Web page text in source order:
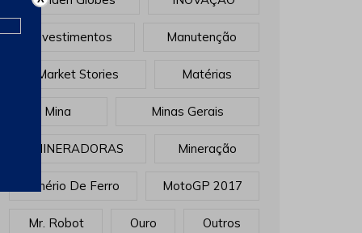
Investimentos Manutenção
Market Stories Matérias
Mina Minas Gerais
MINERADORAS Mineração
Minério De Ferro MotoGP 2017
Mr. Robot Ouro Outros